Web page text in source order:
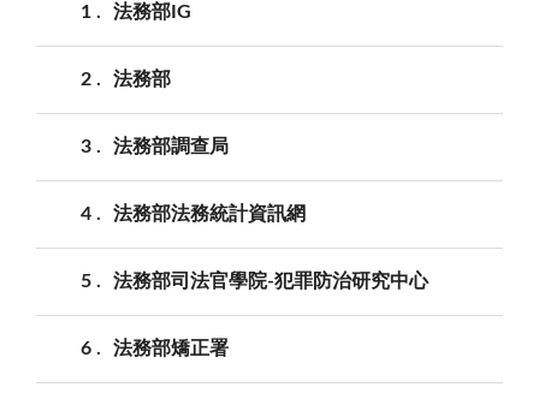
1 法務部IG
2 法務部
3 法務部調查局
4 法務部法務統計資訊網
5 法務部司法官學院-犯罪防治研究中心
6 法務部矯正署